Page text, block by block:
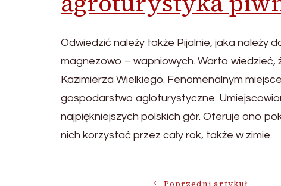
Odwiedzić należy także Pijalnie, jaka należy
magnezowo – wapniowych. Warto wiedzieć,
Kazimierza Wielkiego. Fenomenalnym
gospodarstwo agloturystyczne.
najpiękniejszych polskich gór. Oferuje ono
nich korzystać przez cały rok, także w zimie.
Poprzedni artykuł